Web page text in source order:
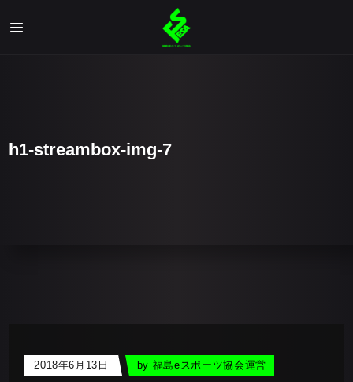
h1-streambox-img-7
2018年6月13日 by 福島eスポーツ協会運営